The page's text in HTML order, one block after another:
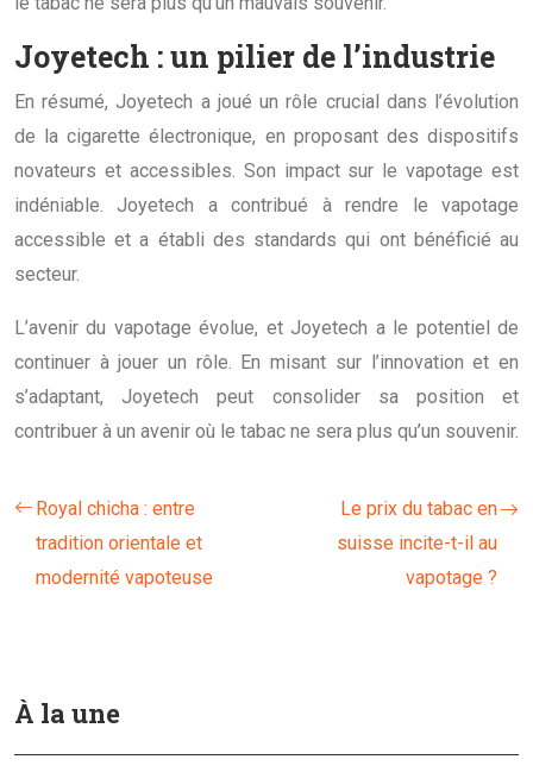
Joyetech : un pilier de l’industrie
En résumé, Joyetech a joué un rôle crucial dans l’évolution
de la cigarette électronique, en proposant des dispositifs
novateurs et accessibles. Son impact sur le vapotage est
indéniable. Joyetech a contribué à rendre le vapotage
accessible et a établi des standards qui ont bénéficié au
secteur.
L’avenir du vapotage évolue, et Joyetech a le potentiel de
continuer à jouer un rôle. En misant sur l’innovation et en
s’adaptant, Joyetech peut consolider sa position et
contribuer à un avenir où le tabac ne sera plus qu’un souvenir.
Royal chicha : entre
tradition orientale et
modernité vapoteuse
Le prix du tabac en
suisse incite-t-il au
vapotage ?
À la une